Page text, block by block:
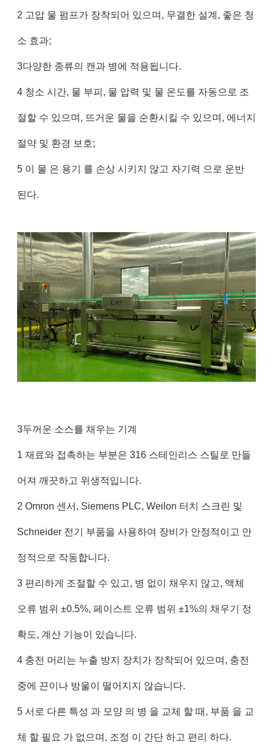
2 고압 물 펌프가 장착되어 있으며, 무결한 설계, 좋은 청
소 효과;
3다양한 종류의 캔과 병에 적용됩니다.
4 청소 시간, 물 부피, 물 압력 및 물 온도를 자동으로 조
절할 수 있으며, 뜨거운 물을 순환시킬 수 있으며, 에너지
절약 및 환경 보호;
5 이 물 은 용기 를 손상 시키지 않고 자기력 으로 운반
된다.
3두꺼운 소스를 채우는 기계
1 재료와 접촉하는 부분은 316 스테인리스 스틸로 만들
어져 깨끗하고 위생적입니다.
2 Omron 센서, Siemens PLC, Weilon 터치 스크린 및
Schneider 전기 부품을 사용하여 장비가 안정적이고 안
정적으로 작동합니다.
3 편리하게 조절할 수 있고, 병 없이 채우지 않고, 액체
오류 범위 ±0.5%, 페이스트 오류 범위 ±1%의 채우기 정
확도, 계산 기능이 있습니다.
4 충전 머리는 누출 방지 장치가 장착되어 있으며, 충전
중에 끈이나 방울이 떨어지지 않습니다.
5 서로 다른 특성 과 모양 의 병 을 교체 할 때, 부품 을 교
체 할 필요 가 없으며, 조정 이 간단 하고 편리 하다.